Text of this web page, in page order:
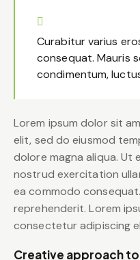
Curabitur varius
consequat. Mauris
condimentum,
Lorem ipsum dolor sit
elit, sed do eiusmod
dolore magna aliqua. Ut
nostrud exercitation
ea commodo
reprehenderit. Lorem
consectetur adipiscing
Creative approach